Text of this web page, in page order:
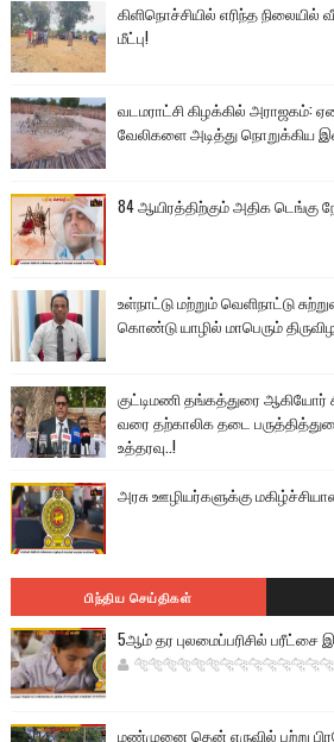
கிளிநொச்சியில் எரிந்த
மீட்பு!
வடமராட்சி கிழக்கில் அராஜகம்:
வேலிகளை அடித்து நொறுக்கிய
84 ஆயிரத்திற்கும் அதிக
உள்நாட்டு மற்றும் வெளிநாட்டு
கொண்டு யாழில் மாபெரும்
குட்டிமணி தங்கத்துரை ஆகியோர்
வரை தற்காலிக தடை
உத்தரவு..!
அரசு ஊழியர்களுக்கு
பிந்திய செய்திகள்
5ஆம் தர புலமைப்பரிசில் பரீட்சை
🐅🐅🐅🐅🐅🐅🐆🐆🐆🐆🐆🐆🐆🐆
மண்முனை தென் எருவில் பற்று